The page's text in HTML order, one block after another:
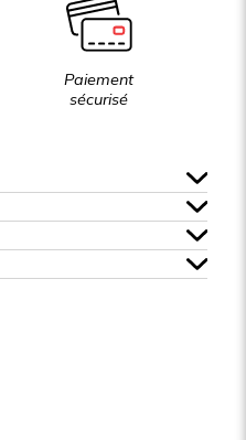
Paiement
sécurisé